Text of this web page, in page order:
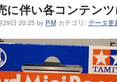
に伴い各コンテン
29日 20:25 by P-M カテゴリ: データ更